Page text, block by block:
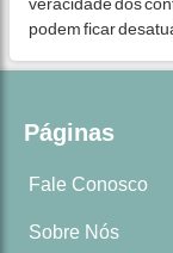
podem ficar
Páginas
Fale Conosco
Sobre Nós